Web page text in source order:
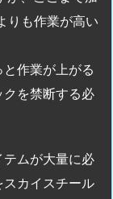
りも作業が高い
作業が上がる
を禁断する必
テムが大量に必
カイスチール